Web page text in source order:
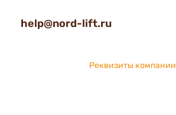
help@nord-lift.ru
Реквизиты компании